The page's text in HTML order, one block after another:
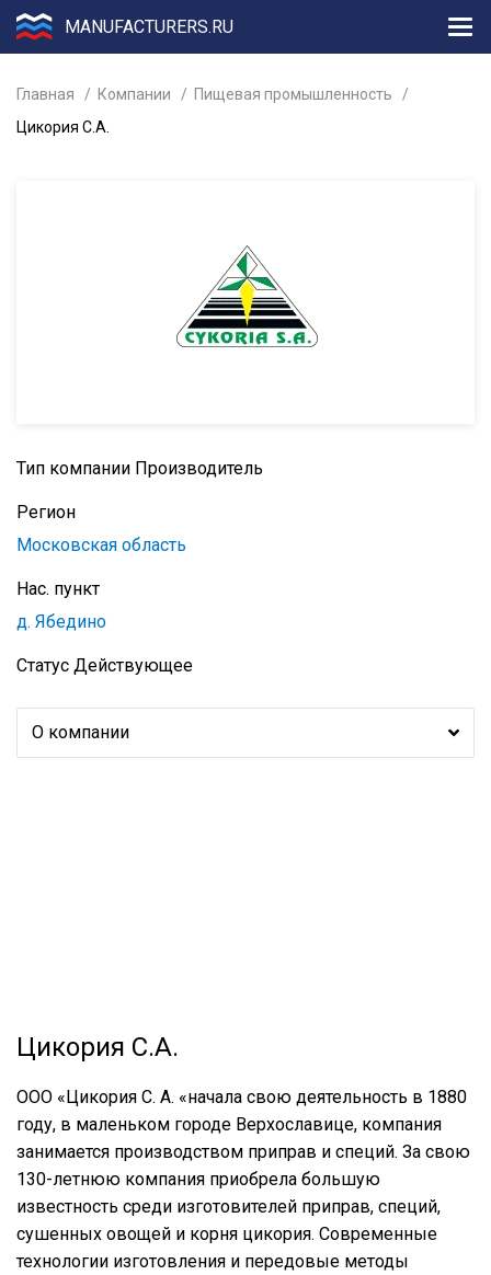
MANUFACTURERS.RU
Главная Компании
Пищевая промышленность
Цикория С.А.
Тип компании Производитель
Регион
Московская область
Нас. пункт
д. Ябедино
Статус Действующее
О компании
Цикория С.А.
ООО «Цикория С. А. «начала свою деятельность в 1880
году, в маленьком городе Верхославице, компания
занимается производством приправ и специй. За свою
130-летнюю компания приобрела большую
известность среди изготовителей приправ, специй,
сушенных овощей и корня цикория. Современные
технологии изготовления и передовые методы